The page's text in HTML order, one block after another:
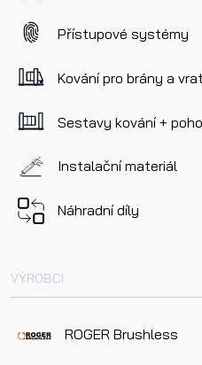
Přístupové systémy
Kování pro brány a
Sestavy kování +
Instalační materiál
Náhradní díly
VÝROBCI
ROGER Brushless